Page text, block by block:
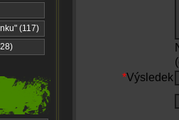
(117)
*Výsledek